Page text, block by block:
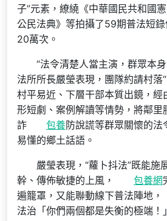
子”元素，繚繞《中華國民共和國
公民法典》等拍攝了59期普法短
20萬次。
“法令清楚人當主演，群眾本
法所所長嚴瑩表現，團隊約請村落
村平易近、下層干部本質出鏡，經
形短劇、案例解讀等情勢，將鄰里
詐
包養防說謊等群眾關懷的
易懂的鄉土話語。
嚴瑩表現，“蘿卜抖法”既能施
幹、傳佈敏捷的上風，
包養網
遍籠罩，又能聯動線下普法陣地，
法治「你們兩個都是失衡的極端！」